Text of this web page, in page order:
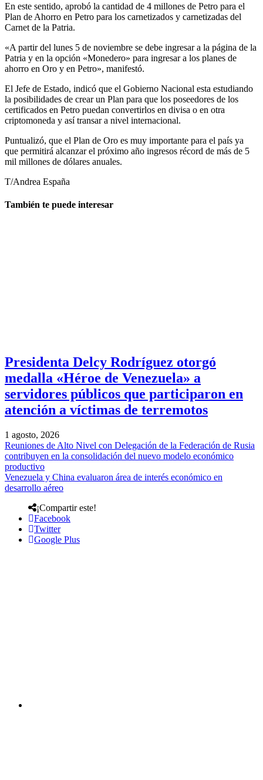
En este sentido, aprobó la cantidad de 4 millones de Petro para el
Plan de Ahorro en Petro para los carnetizados y carnetizadas del
Carnet de la Patria.
«A partir del lunes 5 de noviembre se debe ingresar a la página de la
Patria y en la opción «Monedero» para ingresar a los planes de
ahorro en Oro y en Petro», manifestó.
El Jefe de Estado, indicó que el Gobierno Nacional esta estudiando
la posibilidades de crear un Plan para que los poseedores de los
certificados en Petro puedan convertirlos en divisa o en otra
criptomoneda y así transar a nivel internacional.
Puntualizó, que el Plan de Oro es muy importante para el país ya
que permitirá alcanzar el próximo año ingresos récord de más de 5
mil millones de dólares anuales.
T/Andrea España
También te puede interesar
Presidenta Delcy Rodríguez otorgó
medalla «Héroe de Venezuela» a
servidores públicos que participaron en
atención a víctimas de terremotos
1 agosto, 2026
Reuniones de Alto Nivel con Delegación de la Federación de Rusia
contribuyen en la consolidación del nuevo modelo económico
productivo
Venezuela y China evaluaron área de interés económico en
desarrollo aéreo
¡Compartir este!
Facebook
Twitter
Google Plus